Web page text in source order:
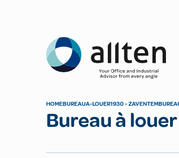
Allten
HOMEBUREAUA-LOUER1930 - ZAVENTEM
Bureau à louer